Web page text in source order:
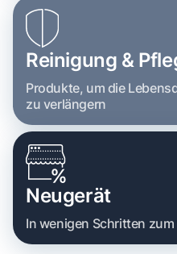
Reinigung &
Produkte, um die
zu verlängern
Neugerät
In wenigen Schritten